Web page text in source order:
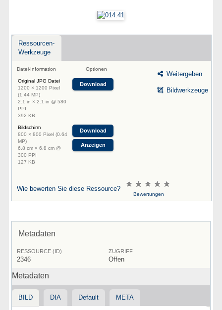
Ressourcen-
Werkzeuge
Datei-Information Optionen
Original JPG Datei
1200 × 1200 Pixel
(1.44 MP)
2.1 in × 2.1 in @ 580
PPI
392 KB
Download
Bildschirm
800 × 800 Pixel (0.64
MP)
6.8 cm × 6.8 cm @
300 PPI
127 KB
Download
Anzeigen
Weitergeben
Bildwerkzeuge
Wie bewerten Sie diese Ressource?
Bewertungen
Metadaten
RESSOURCE (ID)
2346
ZUGRIFF
Offen
Metadaten
BILD DIA Default META